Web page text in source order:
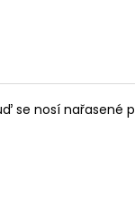
se nosí nařasené